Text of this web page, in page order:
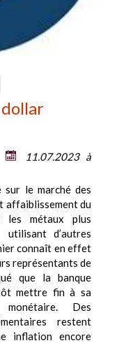
11.07.2023 à
sur le marché des
affaiblissement du
métaux plus
d’autres
connaît en effet
représentants de
que la banque
mettre fin à sa
Des
restent
inflation encore